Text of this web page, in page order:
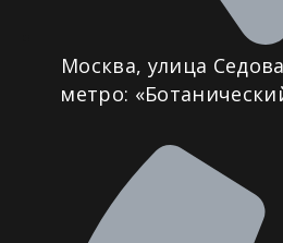
Москва, улица
метро: